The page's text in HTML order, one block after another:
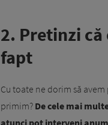
2. Pretinzi
fapt
Cu toate ne dorim să
primim? De cele mai